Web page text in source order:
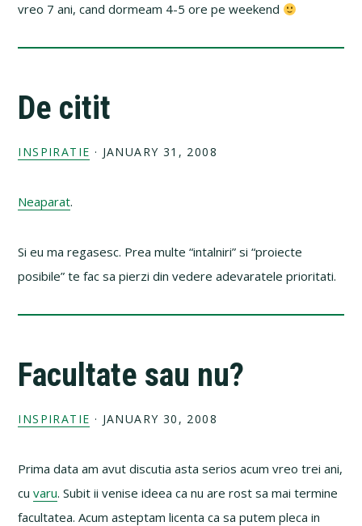
vreo 7 ani, cand dormeam 4-5 ore pe weekend
De citit
INSPIRATIE · JANUARY 31, 2008
Neaparat.
Si eu ma regasesc. Prea multe “intalniri” si “proiecte
posibile” te fac sa pierzi din vedere adevaratele prioritati.
Facultate sau nu?
INSPIRATIE · JANUARY 30, 2008
Prima data am avut discutia asta serios acum vreo trei ani,
cuvaru. Subit ii venise ideea ca nu are rost sa mai termine
facultatea. Acum asteptam licenta ca sa putem pleca in